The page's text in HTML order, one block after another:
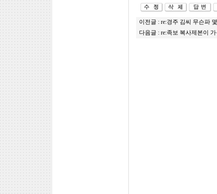
이전글 : re:경주 김씨 무슨파
다음글 : re:족보 복사제본이